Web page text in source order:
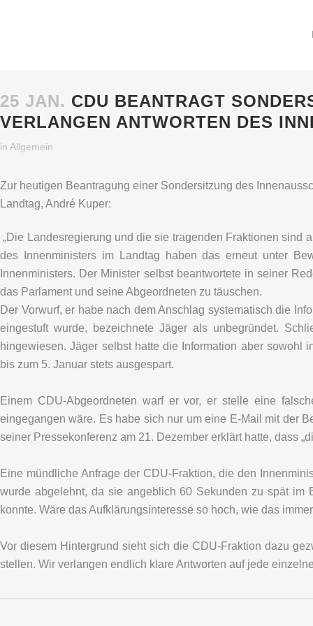
25 JAN. CDU BEANTRAGT
VERLANGEN ANTWORTEN DES
in Allgemein
Zur heutigen Beantragung einer Sondersitzung des
Landtag, André Kuper:
„Die Landesregierung und die sie tragenden Fraktionen sind
des Innenministers im Landtag haben das erneut unter
Innenministers. Der Minister selbst beantwortete in seiner
das Parlament und seine Abgeordneten zu täuschen.
Der Vorwurf, er habe nach dem Anschlag systematisch die
eingestuft wurde, bezeichnete Jäger als unbegründet.
hingewiesen. Jäger selbst hatte die Information aber sowohl
bis zum 5. Januar stets ausgespart.
Einem CDU-Abgeordneten warf er vor, er stelle eine
eingegangen wäre. Es habe sich nur um eine E-Mail mit der
seiner Pressekonferenz am 21. Dezember erklärt hatte, dass
Eine mündliche Anfrage der CDU-Fraktion, die den
wurde abgelehnt, da sie angeblich 60 Sekunden zu spät im
konnte. Wäre das Aufklärungsinteresse so hoch, wie das
Vor diesem Hintergrund sieht sich die CDU-Fraktion dazu
stellen. Wir verlangen endlich klare Antworten auf jede